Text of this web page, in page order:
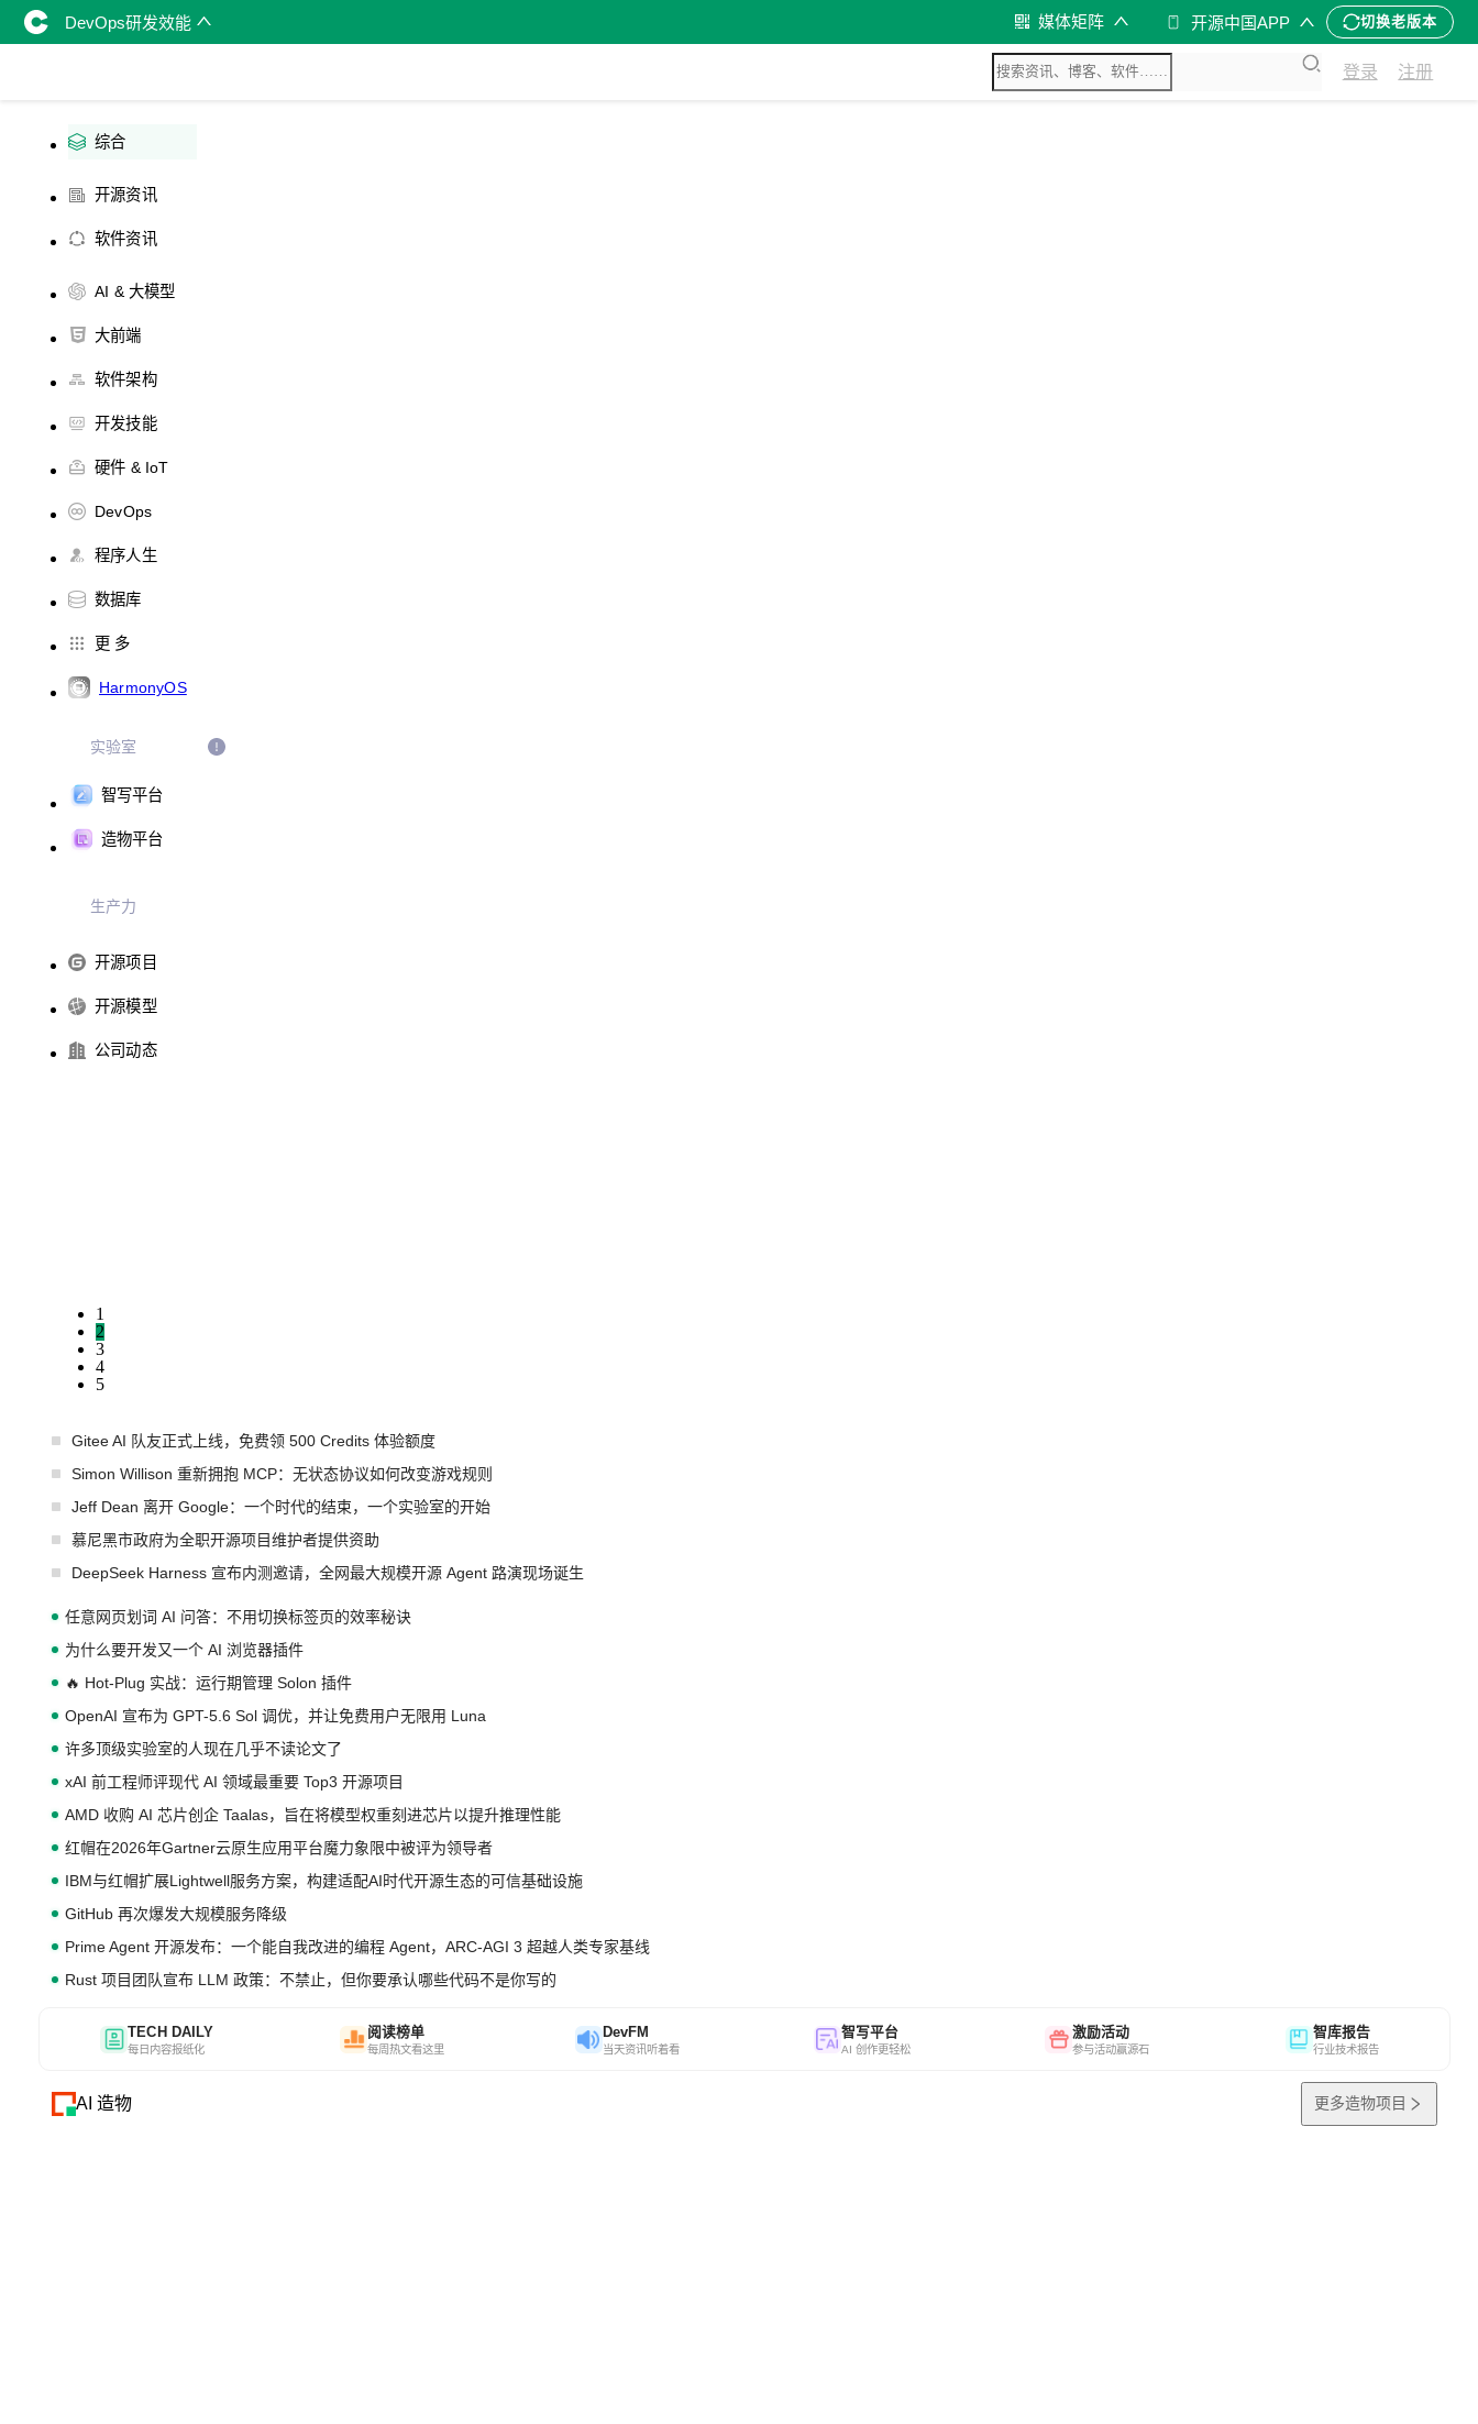
DevOps研发效能 媒体矩阵 开源中国APP 切换老版本
登录 注册
综合
开源资讯
软件资讯
AI & 大模型
大前端
软件架构
开发技能
硬件 & IoT
DevOps
程序人生
数据库
更 多
HarmonyOS
实验室
智写平台
造物平台
生产力
开源项目
开源模型
公司动态
1
2
3
4
5
Gitee AI 队友正式上线，免费领 500 Credits 体验额度
Simon Willison 重新拥抱 MCP：无状态协议如何改变游戏规则
Jeff Dean 离开 Google：一个时代的结束，一个实验室的开始
慕尼黑市政府为全职开源项目维护者提供资助
DeepSeek Harness 宣布内测邀请，全网最大规模开源 Agent 路演现场诞生
任意网页划词 AI 问答：不用切换标签页的效率秘诀
为什么要开发又一个 AI 浏览器插件
🔥 Hot-Plug 实战：运行期管理 Solon 插件
OpenAI 宣布为 GPT-5.6 Sol 调优，并让免费用户无限用 Luna
许多顶级实验室的人现在几乎不读论文了
xAI 前工程师评现代 AI 领域最重要 Top3 开源项目
AMD 收购 AI 芯片创企 Taalas，旨在将模型权重刻进芯片以提升推理性能
红帽在2026年Gartner云原生应用平台魔力象限中被评为领导者
IBM与红帽扩展Lightwell服务方案，构建适配AI时代开源生态的可信基础设施
GitHub 再次爆发大规模服务降级
Prime Agent 开源发布：一个能自我改进的编程 Agent，ARC-AGI 3 超越人类专家基线
Rust 项目团队宣布 LLM 政策：不禁止，但你要承认哪些代码不是你写的
TECH DAILY
每日内容报纸化
阅读榜单
每周热文看这里
DevFM
当天资讯听着看
智写平台
AI 创作更轻松
激励活动
参与活动赢源石
智库报告
行业技术报告
AI 造物 更多造物项目